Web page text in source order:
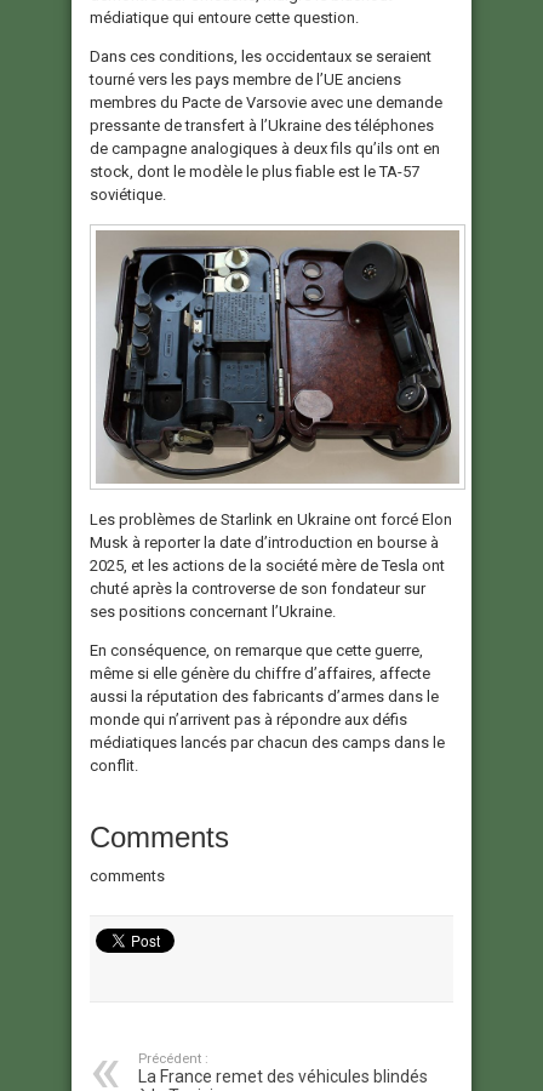
médiatique qui entoure cette question.
Dans ces conditions, les occidentaux se seraient
tourné vers les pays membre de l’UE anciens
membres du Pacte de Varsovie avec une demande
pressante de transfert à l’Ukraine des téléphones
de campagne analogiques à deux fils qu’ils ont en
stock, dont le modèle le plus fiable est le TA-57
soviétique.
Les problèmes de Starlink en Ukraine ont forcé Elon
Musk à reporter la date d’introduction en bourse à
2025, et les actions de la société mère de Tesla ont
chuté après la controverse de son fondateur sur
ses positions concernant l’Ukraine.
En conséquence, on remarque que cette guerre,
même si elle génère du chiffre d’affaires, affecte
aussi la réputation des fabricants d’armes dans le
monde qui n’arrivent pas à répondre aux défis
médiatiques lancés par chacun des camps dans le
conflit.
Comments
comments
Précédent :
La France remet des véhicules blindés